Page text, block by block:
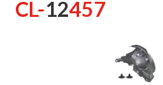
CL-12457